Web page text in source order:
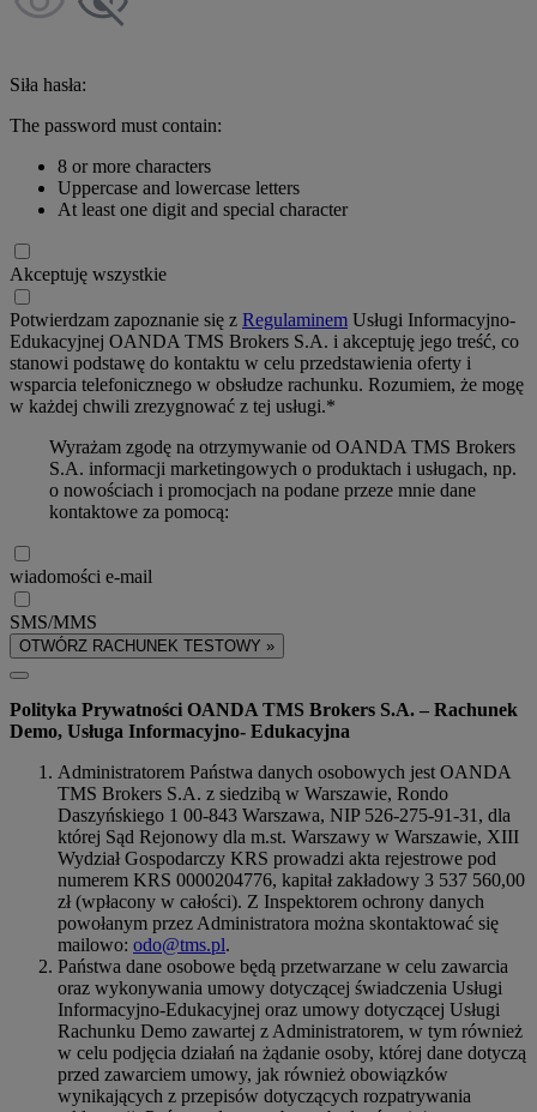
Siła hasła:
The password must contain:
8 or more characters
Uppercase and lowercase letters
At least one digit and special character
Akceptuję wszystkie
Potwierdzam zapoznanie się z Regulaminem Usługi Informacyjno-
Edukacyjnej OANDA TMS Brokers S.A. i akceptuję jego treść, co
stanowi podstawę do kontaktu w celu przedstawienia oferty i
wsparcia telefonicznego w obsłudze rachunku. Rozumiem, że mogę
w każdej chwili zrezygnować z tej usługi.*
Wyrażam zgodę na otrzymywanie od OANDA TMS Brokers
S.A. informacji marketingowych o produktach i usługach, np.
o nowościach i promocjach na podane przeze mnie dane
kontaktowe za pomocą:
wiadomości e-mail
SMS/MMS
OTWÓRZ RACHUNEK TESTOWY »
Polityka Prywatności OANDA TMS Brokers S.A. – Rachunek
Demo, Usługa Informacyjno- Edukacyjna
Administratorem Państwa danych osobowych jest OANDA
TMS Brokers S.A. z siedzibą w Warszawie, Rondo
Daszyńskiego 1 00-843 Warszawa, NIP 526-275-91-31, dla
której Sąd Rejonowy dla m.st. Warszawy w Warszawie, XIII
Wydział Gospodarczy KRS prowadzi akta rejestrowe pod
numerem KRS 0000204776, kapitał zakładowy 3 537 560,00
zł (wpłacony w całości). Z Inspektorem ochrony danych
powołanym przez Administratora można skontaktować się
mailowo: odo@tms.pl.
Państwa dane osobowe będą przetwarzane w celu zawarcia
oraz wykonywania umowy dotyczącej świadczenia Usługi
Informacyjno-Edukacyjnej oraz umowy dotyczącej Usługi
Rachunku Demo zawartej z Administratorem, w tym również
w celu podjęcia działań na żądanie osoby, której dane dotyczą
przed zawarciem umowy, jak również obowiązków
wynikających z przepisów dotyczących rozpatrywania